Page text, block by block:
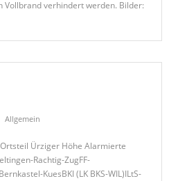
Vollbrand verhindert werden. Bilder:
Allgemein
Ürziger Höhe Alarmierte
Rachtig-ZugFF-
KuesBKI (LK BKS-WIL)ILtS-